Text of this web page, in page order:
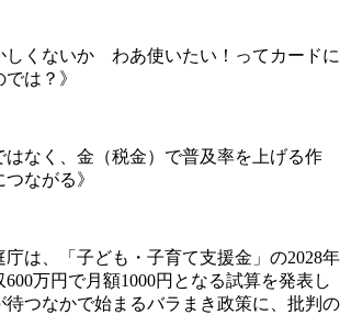
しくないか わあ使いたい！ってカードに
は？》
はなく、金（税金）で普及率を上げる作
ながる》
は、「子ども・子育て支援金」の2028年
万円で月額1000円となる試算を発表し
待つなかで始まるバラまき政策に、批判の